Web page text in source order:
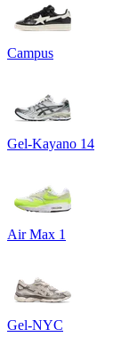
Campus
Gel-Kayano 14
Air Max 1
Gel-NYC